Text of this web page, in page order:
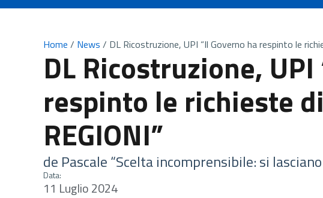
Home / News / DL Ricostruzione, UPI “Il Governo ha respinto le
DL Ricostruzione,
respinto le richieste
REGIONI”
de Pascale “Scelta incomprensibile: si
Data:
11 Luglio 2024